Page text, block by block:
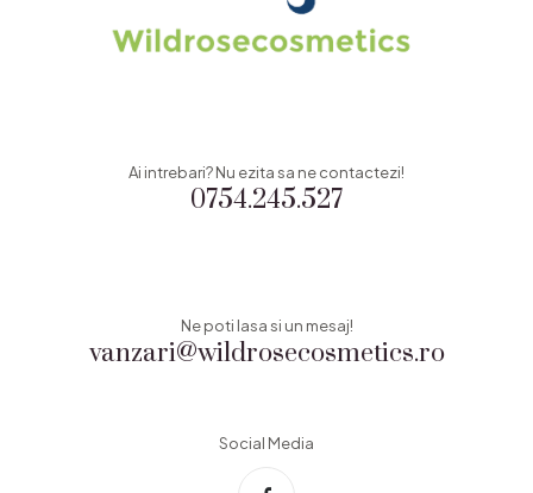
0754.245.527
Ai intrebari? Nu ezita sa ne contactezi!
vanzari@wildrosecosmetics.ro
Ne poti lasa si un mesaj!
Social Media